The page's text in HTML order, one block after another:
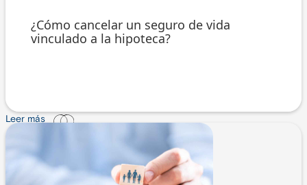
¿Cómo cancelar un seguro de vida
vinculado a la hipoteca?
Leer más